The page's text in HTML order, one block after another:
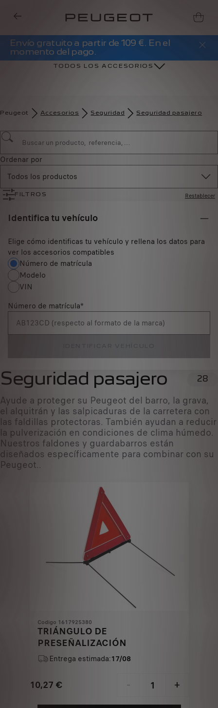
Envío gratuito a partir de 109 €. En el
momento del pago.
TODOS LOS ACCESORIOS
Peugeot Accesorios Seguridad Seguridad pasajero
Ordenar por
Todos los productos
FILTROS Restablecer
Identifica tu vehículo
Elige cómo identificas tu vehículo y rellena los datos para
ver los accesorios compatibles
Número de matrícula
Modelo
VIN
Número de matrícula*
Seguridad pasajero 28
Ayude a proteger su Peugeot del barro, la grava,
el alquitrán y las salpicaduras de la carretera con
las faldillas protectoras. También ayudan a reducir
la pulverización en condiciones de clima húmedo.
Nuestros faldones y guardabarros están
diseñados específicamente para combinar con su
Peugeot..
Codigo 1617925380
TRIÁNGULO DE
PRESEÑALIZACIÓN
Entrega estimada:17/08
10,27 €
Price
- +
Quantity